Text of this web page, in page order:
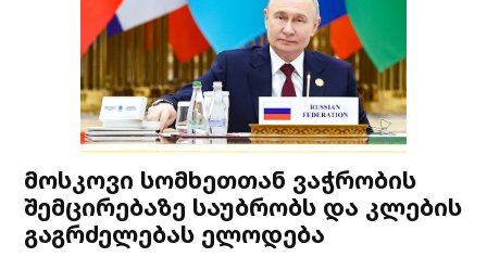
მოსკოვი სომხეთთან ვაჭრობის
შემცირებაზე საუბრობს და კლების
გაგრძელებას ელოდება